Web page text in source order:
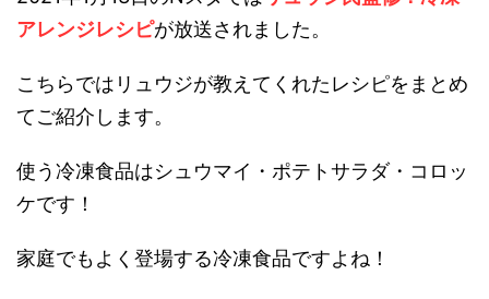
アレンジレシピが放送されました。
こちらではリュウジが教えてくれたレシピをまとめ
てご紹介します。
使う冷凍食品はシュウマイ・ポテトサラダ・コロッ
ケです！
家庭でもよく登場する冷凍食品ですよね！